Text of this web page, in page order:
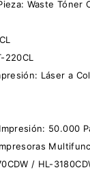
Waste Tóner
220CL
Láser a
50.000
/ HL-